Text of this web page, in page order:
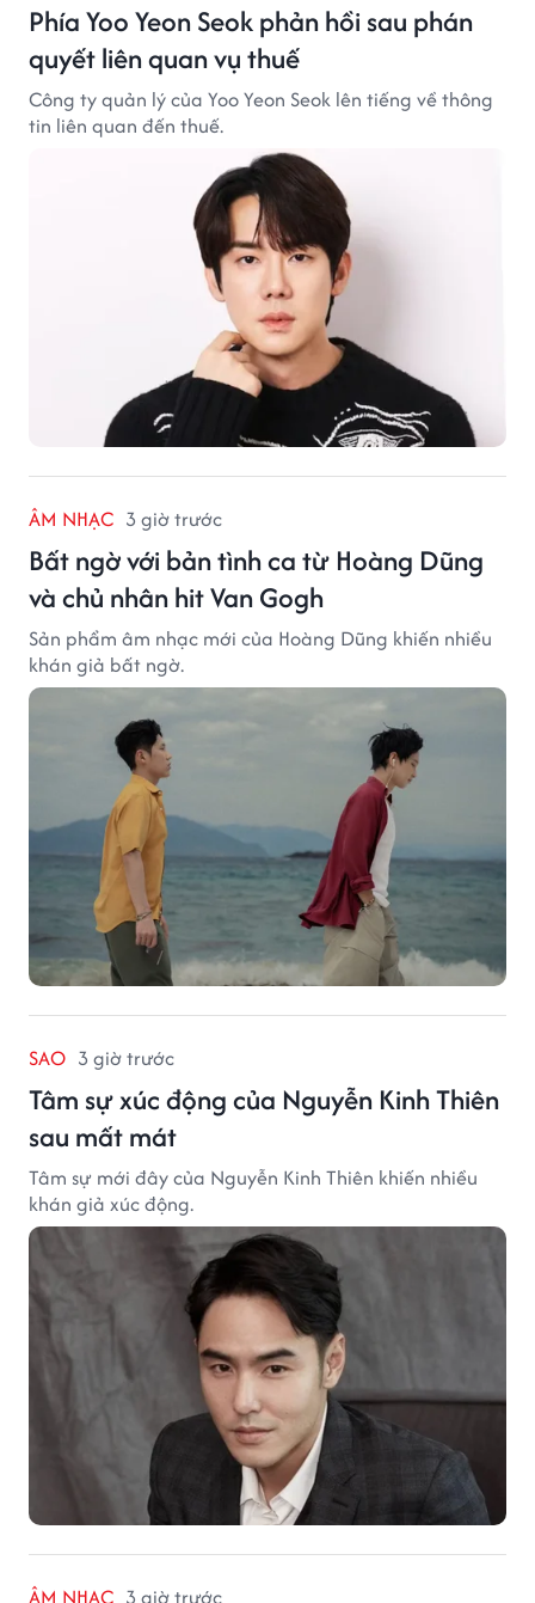
Phía Yoo Yeon Seok phản hồi sau phán
quyết liên quan vụ thuế
Công ty quản lý của Yoo Yeon Seok lên tiếng về thông
tin liên quan đến thuế.
ÂM NHẠC 3 giờ trước
Bất ngờ với bản tình ca từ Hoàng Dũng
và chủ nhân hit Van Gogh
Sản phẩm âm nhạc mới của Hoàng Dũng khiến nhiều
khán giả bất ngờ.
SAO 3 giờ trước
Tâm sự xúc động của Nguyễn Kinh Thiên
sau mất mát
Tâm sự mới đây của Nguyễn Kinh Thiên khiến nhiều
khán giả xúc động.